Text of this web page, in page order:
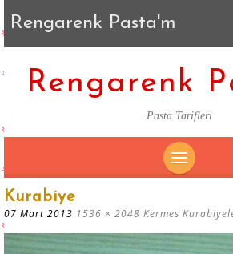
Rengarenk Pasta'm
Rengarenk
Pasta Tarifleri
TO
Kurabiye
07 Mart 2013 1536 × 2048 Kermes